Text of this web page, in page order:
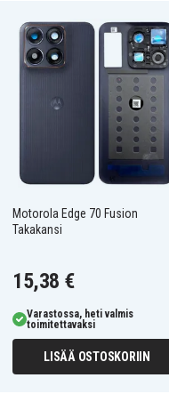
Motorola Edge 70 Fusion
Takakansi
15,38 €
Varastossa, heti valmis
toimitettavaksi
LISÄÄ OSTOSKORIIN